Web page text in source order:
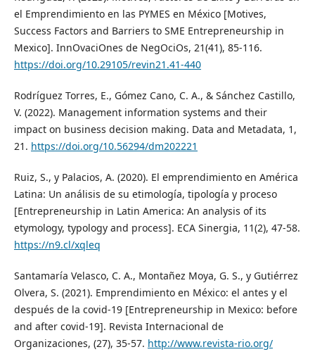
el Emprendimiento en las PYMES en México [Motives,
Success Factors and Barriers to SME Entrepreneurship in
Mexico]. InnOvaciOnes de NegOciOs, 21(41), 85-116.
https://doi.org/10.29105/revin21.41-440
Rodríguez Torres, E., Gómez Cano, C. A., & Sánchez Castillo,
V. (2022). Management information systems and their
impact on business decision making. Data and Metadata, 1,
21. https://doi.org/10.56294/dm202221
Ruiz, S., y Palacios, A. (2020). El emprendimiento en América
Latina: Un análisis de su etimología, tipología y proceso
[Entrepreneurship in Latin America: An analysis of its
etymology, typology and process]. ECA Sinergia, 11(2), 47-58.
https://n9.cl/xqleq
Santamaría Velasco, C. A., Montañez Moya, G. S., y Gutiérrez
Olvera, S. (2021). Emprendimiento en México: el antes y el
después de la covid-19 [Entrepreneurship in Mexico: before
and after covid-19]. Revista Internacional de
Organizaciones, (27), 35-57. http://www.revista-rio.org/